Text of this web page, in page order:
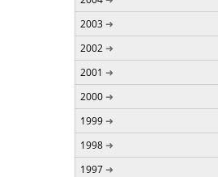
2003
2002
2001
2000
1999
1998
1997